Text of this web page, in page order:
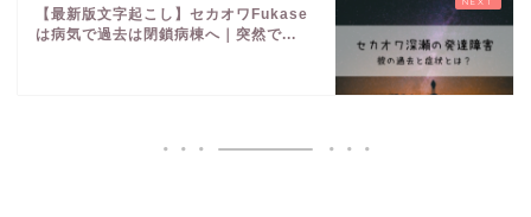
【最新版文字起こし】セカオワFukase
は病気で過去は閉鎖病棟へ｜突然で...